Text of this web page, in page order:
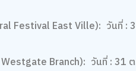
Festival East Ville): วันที่ :
Westgate Branch): วันที่ : 31